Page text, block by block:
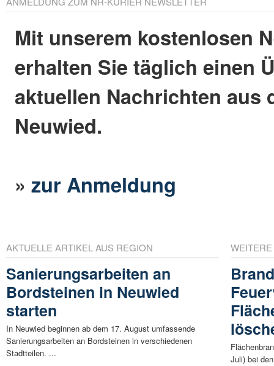
Mit unserem kostenlosen
erhalten Sie täglich einen
aktuellen Nachrichten aus
Neuwied.
»zur Anmeldung
AKTUELLE ARTIKEL AUS REGION
Sanierungsarbeiten an
Bordsteinen in Neuwied
starten
In Neuwied beginnen ab dem 17. August umfassende
Sanierungsarbeiten an Bordsteinen in verschiedenen
Stadtteilen. ...
Juli) bei